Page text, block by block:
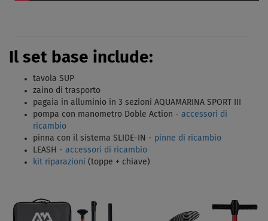
Il set base include:
tavola SUP
zaino di trasporto
pagaia in alluminio in 3 sezioni AQUAMARINA SPORT III
pompa con manometro Doble Action - accessori di
ricambio
pinna con il sistema SLIDE-IN - pinne di ricambio
LEASH - accessori di ricambio
kit riparazioni (toppe + chiave)